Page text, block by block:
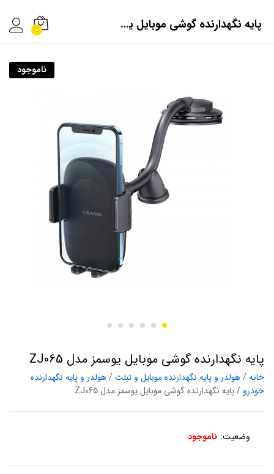
پایه نگهدارنده گوشی موبایل یوسمز مدل ZJ065 0
ناموجود
پایه نگهدارنده گوشی موبایل یوسمز مدل ZJ065
خانه/هولدر و پایه نگهدارنده موبایل و تبلت/هولدر و پایه نگهدارنده
خودرو / پایه نگهدارنده گوشی موبایل یوسمز مدل ZJ065
وضعیت: ناموجود